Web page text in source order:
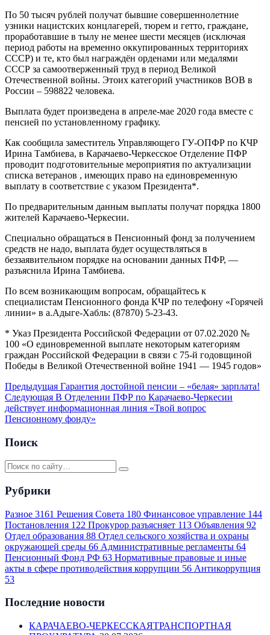
По 50 тысяч рублей получат бывшие совершеннолетние
узники нацистских концлагерей, тюрем и гетто, граждане,
проработавшие в тылу не менее шести месяцев (исключая
период работы на временно оккупированных территориях
СССР) и те, кто был награждён орденами или медалями
СССР за самоотверженный труд в период Великой
Отечественной войны. Этоих категорий участников ВОВ в
России – 598822 человека.
Выплата будет произведена в апреле-мае 2020 года вместе с
пенсией по установленному графику.
Как сообщила заместитель Управляющего ГУ-ОПФР по КЧР
Ирина Тамбиева, в Карачаево-Черкесское Отделение ПФР
проводит подготовительные мероприятия по актуализации
списка ветеранов , имеющих право на единовременную
выплату в соответствие с указом Президента*.
По предварительным данным выплаты получат порядка 1800
жителей Карачаево-Черкесии.
Специально обращаться в Пенсионный фонд за получением
средств не надо, выплата будет осуществляться в
беззаявительном порядке на основании данных ПФР, —
разъяснила Ирина Тамбиева.
По всем возникающим вопросам, обращайтесь к
специалистам Пенсионного фонда КЧР по телефону «Горячей
линии» в а.Адыге-Хабль: (87870) 5-23-43.
* Указ Президента Российской Федерации от 07.02.2020 №
100 «О единовременной выплате некоторым категориям
граждан Российской Федерации в связи с 75-й годовщиной
Победы в Великой Отечественной войне 1941 — 1945 годов»
Предыдущая Гарантия достойной пенсии – «белая» зарплата!
Следующая В Отделении ПФР по Карачаево-Черкесии
действует информационная линия «Твой вопрос
Пенсионному фонду»
Поиск
Рубрики
Разное 3161 Решения Совета 180 Финансовое управление 144
Постановления 122 Прокурор разъясняет 113 Объявления 92
Отдел образования 88 Отдел сельского хозяйства и охраны
окружающей среды 66 Административные регламенты 64
Пенсионный Фонд РФ 63 Нормативные правовые и иные
акты в сфере противодействия коррупции 56 Антикоррупция
53
Последние новости
КАРАЧАЕВО-ЧЕРКЕССКАЯТРАНСПОРТНАЯ